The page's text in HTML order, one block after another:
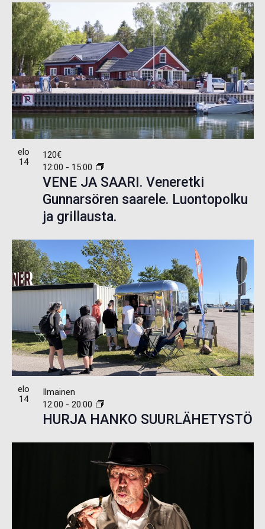
elo
14
VENE JA SAARI. Veneretki
Gunnarsören saarele. Luontopolku
ja grillausta.
12:00 - 15:00
120€
elo
14
HURJA HANKO SUURLÄHETYSTÖ
12:00 - 20:00
Ilmainen